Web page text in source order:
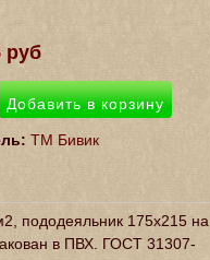
руб
ТМ Бивик
пододеяльник 175х215 на
в ПВХ. ГОСТ 31307-